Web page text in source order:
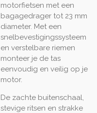
motorfietsen met een
bagagedrager tot 23 mm
diameter. Met een
snelbevestigingssysteem
en verstelbare riemen
monteer je de tas
eenvoudig en veilig op je
motor.
De zachte buitenschaal,
stevige ritsen en strakke